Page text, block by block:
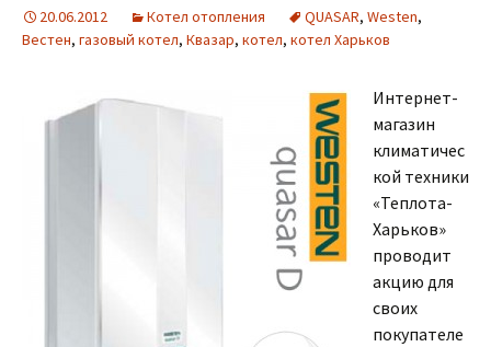
20.06.2012 Котел отопления QUASAR, Westen,
Вестен, газовый котел, Квазар, котел, котел Харьков
Интернет-
магазин
климатичес
кой техники
«Теплота-
Харьков»
проводит
акцию для
своих
покупателе